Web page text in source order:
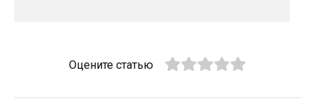
Оцените статью